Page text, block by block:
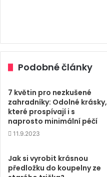
Podobné články
7 květin pro nezkušené
zahradníky: Odolné krásky,
které prospívají i s
naprosto minimální péčí
11.9.2023
Jak si vyrobit krásnou
předložku do koupelny ze